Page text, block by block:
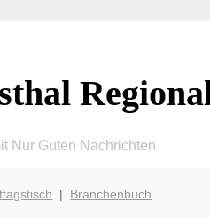
Nur Guten Nachrichten
| Branchenbuch